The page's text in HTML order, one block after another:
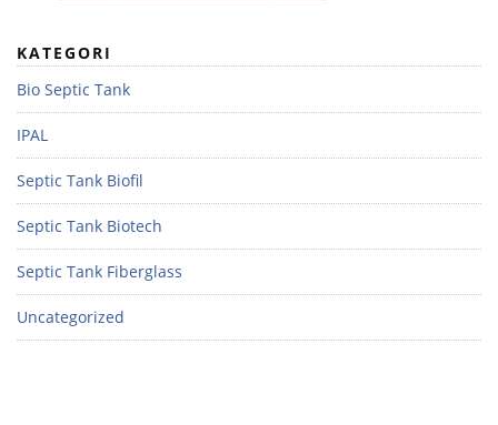
KATEGORI
Bio Septic Tank
IPAL
Septic Tank Biofil
Septic Tank Biotech
Septic Tank Fiberglass
Uncategorized